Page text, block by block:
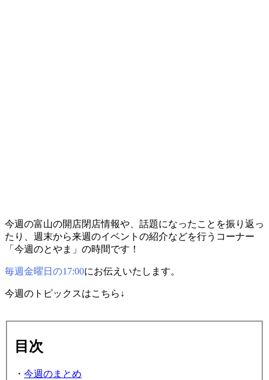
今週の富山の開店閉店情報や、話題になったことを振り返っ
たり、週末から来週のイベントの紹介などを行うコーナー
「今週のとやま」の時間です！
毎週金曜日の17:00にお伝えいたします。
今週のトピックスはこちら↓
目次
・ 今週のまとめ